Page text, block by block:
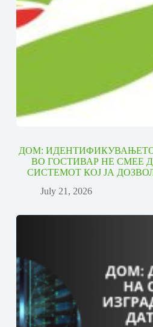
ДОМ:
ВО ГОСТИВАР НЕ СМЕЕ
СИСТЕМОТ КОЈ ЈА
July 21, 2026